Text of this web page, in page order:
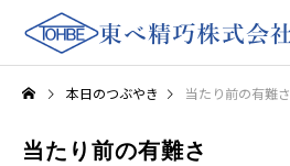
本日のつぶやき 当たり前の有難さ
当たり前の有難さ